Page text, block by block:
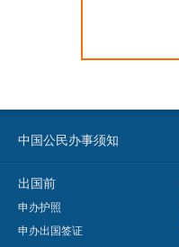
中国公民办事须知
出国前
申办护照
申办出国签证